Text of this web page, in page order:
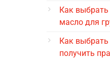
Как
масло для
Как
получить